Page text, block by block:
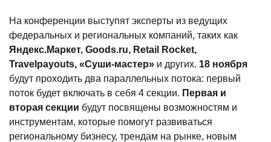
На конференции выступят эксперты из ведущих
федеральных и региональных компаний, таких как
Яндекс.Маркет, Goods.ru, Retail Rocket,
Travelpayouts, «Суши-мастер» и других. 18 ноября
будут проходить два параллельных потока: первый
поток будет включать в себя 4 секции. Первая и
вторая секции будут посвящены возможностям и
инструментам, которые помогут развиваться
региональному бизнесу, трендам на рынке, новым